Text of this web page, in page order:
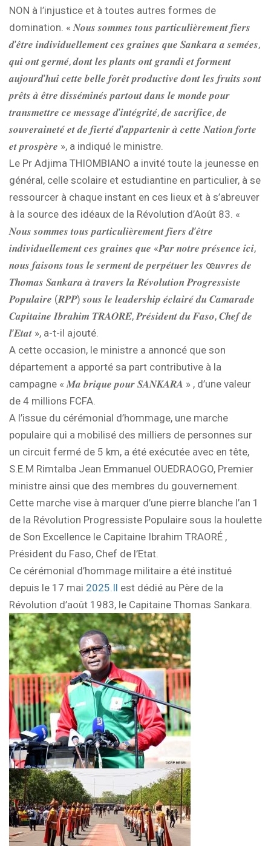
NON à l’injustice et à toutes autres formes de
domination. « 𝑵𝒐𝒖𝒔 𝒔𝒐𝒎𝒎𝒆𝒔 𝒕𝒐𝒖𝒔 𝒑𝒂𝒓𝒕𝒊𝒄𝒖𝒍𝒊𝒆̀𝒓𝒆𝒎𝒆𝒏𝒕 𝒇𝒊𝒆𝒓𝒔
𝒅’𝒆̂𝒕𝒓𝒆 𝒊𝒏𝒅𝒊𝒗𝒊𝒅𝒖𝒆𝒍𝒍𝒆𝒎𝒆𝒏𝒕 𝒄𝒆𝒔 𝒈𝒓𝒂𝒊𝒏𝒆𝒔 𝒒𝒖𝒆 𝑺𝒂𝒏𝒌𝒂𝒓𝒂 𝒂 𝒔𝒆𝒎𝒆́𝒆𝒔,
𝒒𝒖𝒊 𝒐𝒏𝒕 𝒈𝒆𝒓𝒎𝒆́, 𝒅𝒐𝒏𝒕 𝒍𝒆𝒔 𝒑𝒍𝒂𝒏𝒕𝒔 𝒐𝒏𝒕 𝒈𝒓𝒂𝒏𝒅𝒊 𝒆𝒕 𝒇𝒐𝒓𝒎𝒆𝒏𝒕
𝒂𝒖𝒋𝒐𝒖𝒓𝒅’𝒉𝒖𝒊 𝒄𝒆𝒕𝒕𝒆 𝒃𝒆𝒍𝒍𝒆 𝒇𝒐𝒓𝒆̂𝒕 𝒑𝒓𝒐𝒅𝒖𝒄𝒕𝒊𝒗𝒆 𝒅𝒐𝒏𝒕 𝒍𝒆𝒔 𝒇𝒓𝒖𝒊𝒕𝒔 𝒔𝒐𝒏𝒕
𝒑𝒓𝒆̂𝒕𝒔 𝒂̀ 𝒆̂𝒕𝒓𝒆 𝒅𝒊𝒔𝒔𝒆́𝒎𝒊𝒏𝒆́𝒔 𝒑𝒂𝒓𝒕𝒐𝒖𝒕 𝒅𝒂𝒏𝒔 𝒍𝒆 𝒎𝒐𝒏𝒅𝒆 𝒑𝒐𝒖𝒓
𝒕𝒓𝒂𝒏𝒔𝒎𝒆𝒕𝒕𝒓𝒆 𝒄𝒆 𝒎𝒆𝒔𝒔𝒂𝒈𝒆 𝒅’𝒊𝒏𝒕𝒆́𝒈𝒓𝒊𝒕𝒆́, 𝒅𝒆 𝒔𝒂𝒄𝒓𝒊𝒇𝒊𝒄𝒆, 𝒅𝒆
𝒔𝒐𝒖𝒗𝒆𝒓𝒂𝒊𝒏𝒆𝒕𝒆́ 𝒆𝒕 𝒅𝒆 𝒇𝒊𝒆𝒓𝒕𝒆́ 𝒅’𝒂𝒑𝒑𝒂𝒓𝒕𝒆𝒏𝒊𝒓 𝒂̀ 𝒄𝒆𝒕𝒕𝒆 𝑵𝒂𝒕𝒊𝒐𝒏 𝒇𝒐𝒓𝒕𝒆
𝒆𝒕 𝒑𝒓𝒐𝒔𝒑𝒆̀𝒓𝒆 », a indiqué le ministre.
Le Pr Adjima THIOMBIANO a invité toute la jeunesse en
général, celle scolaire et estudiantine en particulier, à se
ressourcer à chaque instant en ces lieux et à s’abreuver
à la source des idéaux de la Révolution d’Août 83. «
𝑵𝒐𝒖𝒔 𝒔𝒐𝒎𝒎𝒆𝒔 𝒕𝒐𝒖𝒔 𝒑𝒂𝒓𝒕𝒊𝒄𝒖𝒍𝒊𝒆̀𝒓𝒆𝒎𝒆𝒏𝒕 𝒇𝒊𝒆𝒓𝒔 𝒅’𝒆̂𝒕𝒓𝒆
𝒊𝒏𝒅𝒊𝒗𝒊𝒅𝒖𝒆𝒍𝒍𝒆𝒎𝒆𝒏𝒕 𝒄𝒆𝒔 𝒈𝒓𝒂𝒊𝒏𝒆𝒔 𝒒𝒖𝒆 «𝑷𝒂𝒓 𝒏𝒐𝒕𝒓𝒆 𝒑𝒓𝒆́𝒔𝒆𝒏𝒄𝒆 𝒊𝒄𝒊,
𝒏𝒐𝒖𝒔 𝒇𝒂𝒊𝒔𝒐𝒏𝒔 𝒕𝒐𝒖𝒔 𝒍𝒆 𝒔𝒆𝒓𝒎𝒆𝒏𝒕 𝒅𝒆 𝒑𝒆𝒓𝒑𝒆́𝒕𝒖𝒆𝒓 𝒍𝒆𝒔 œ𝒖𝒗𝒓𝒆𝒔 𝒅𝒆
𝑻𝒉𝒐𝒎𝒂𝒔 𝑺𝒂𝒏𝒌𝒂𝒓𝒂 𝒂̀ 𝒕𝒓𝒂𝒗𝒆𝒓𝒔 𝒍𝒂 𝑹𝒆́𝒗𝒐𝒍𝒖𝒕𝒊𝒐𝒏 𝑷𝒓𝒐𝒈𝒓𝒆𝒔𝒔𝒊𝒔𝒕𝒆
𝑷𝒐𝒑𝒖𝒍𝒂𝒊𝒓𝒆 (𝑹𝑷𝑷) 𝒔𝒐𝒖𝒔 𝒍𝒆 𝒍𝒆𝒂𝒅𝒆𝒓𝒔𝒉𝒊𝒑 𝒆́𝒄𝒍𝒂𝒊𝒓𝒆́ 𝒅𝒖 𝑪𝒂𝒎𝒂𝒓𝒂𝒅𝒆
𝑪𝒂𝒑𝒊𝒕𝒂𝒊𝒏𝒆 𝑰𝒃𝒓𝒂𝒉𝒊𝒎 𝑻𝑹𝑨𝑶𝑹𝑬́, 𝑷𝒓𝒆́𝒔𝒊𝒅𝒆𝒏𝒕 𝒅𝒖 𝑭𝒂𝒔𝒐, 𝑪𝒉𝒆𝒇 𝒅𝒆
𝒍’𝑬𝒕𝒂𝒕 », a-t-il ajouté.
A cette occasion, le ministre a annoncé que son
département a apporté sa part contributive à la
campagne « 𝑴𝒂 𝒃𝒓𝒊𝒒𝒖𝒆 𝒑𝒐𝒖𝒓 𝑺𝑨𝑵𝑲𝑨𝑹𝑨 » , d’une valeur
de 4 millions FCFA.
A l’issue du cérémonial d’hommage, une marche
populaire qui a mobilisé des milliers de personnes sur
un circuit fermé de 5 km, a été exécutée avec en tête,
S.E.M Rimtalba Jean Emmanuel OUEDRAOGO, Premier
ministre ainsi que des membres du gouvernement.
Cette marche vise à marquer d’une pierre blanche l’an 1
de la Révolution Progressiste Populaire sous la houlette
de Son Excellence le Capitaine Ibrahim TRAORÉ ,
Président du Faso, Chef de l’Etat.
Ce cérémonial d’hommage militaire a été institué
depuis le 17 mai 2025.Il est dédié au Père de la
Révolution d’août 1983, le Capitaine Thomas Sankara.